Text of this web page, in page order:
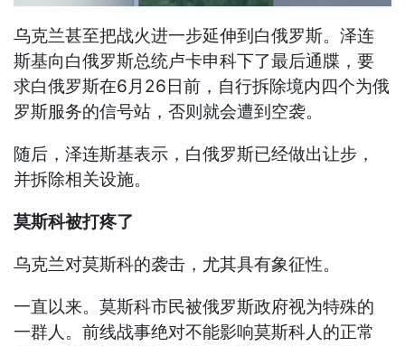
乌克兰甚至把战火进一步延伸到白俄罗斯。泽连
斯基向白俄罗斯总统卢卡申科下了最后通牒，要
求白俄罗斯在6月26日前，自行拆除境内四个为俄
罗斯服务的信号站，否则就会遭到空袭。
随后，泽连斯基表示，白俄罗斯已经做出让步，
并拆除相关设施。
莫斯科被打疼了
乌克兰对莫斯科的袭击，尤其具有象征性。
一直以来。莫斯科市民被俄罗斯政府视为特殊的
一群人。前线战事绝对不能影响莫斯科人的正常